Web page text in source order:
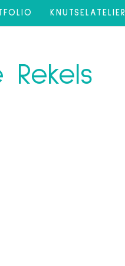
KNUTSELATELIER